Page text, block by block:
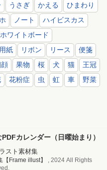
うさぎ かえる
ひまわり
ノート
ハイビスカス
ホワイトボード
紙 リボン リース
便箋
果物 桜 犬 猫
王冠
花粉症 虫 虹 車
野菜
カレンダー（日曜始まり）
スト素材集
Frame illust】
, 2024 All Rights